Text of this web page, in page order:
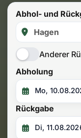
Abhol- und
Anderer
Abholung
Rückgabe